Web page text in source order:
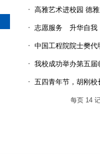
・ 高雅艺术进校园 德
・ 志愿服务 升华自我
・ 中国工程院院士樊
・ 我校成功举办第五
・ 五四青年节，胡刚
每页 14